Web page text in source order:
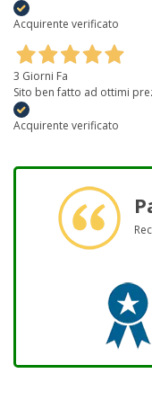
Acquirente verificato
3 Giorni Fa
Sito ben fatto ad ottimi
Acquirente verificato